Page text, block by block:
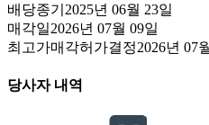
배당종기 2025년 06월 23일
매각일2026년 07월 09일
최고가매각허가결정2026년 07
당사자 내역